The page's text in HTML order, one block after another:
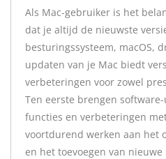
Als Mac-gebruiker is het
dat je altijd de nieuwste
besturingssysteem, macOS,
updaten van je Mac biedt
verbeteringen voor zowel
Ten eerste brengen
functies en verbeteringen
voortdurend werken aan het
en het toevoegen van